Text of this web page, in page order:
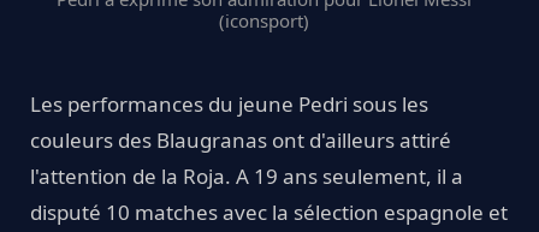
(iconsport)
Les performances du jeune Pedri sous les
couleurs des Blaugranas ont d'ailleurs attiré
l'attention de la Roja. A 19 ans seulement, il a
disputé 10 matches avec la sélection espagnole et